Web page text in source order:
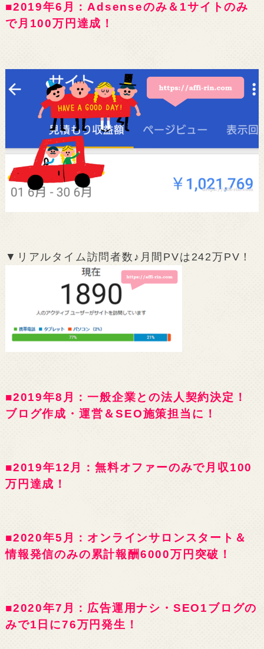
■2019年6月：Adsenseのみ＆1サイトのみ
で月100万円達成！
▼リアルタイム訪問者数♪月間PVは242万PV！
■2019年8月：一般企業との法人契約決定！
ブログ作成・運営＆SEO施策担当に！
■2019年12月：無料オファーのみで月収100
万円達成！
■2020年5月：オンラインサロンスタート＆
情報発信のみの累計報酬6000万円突破！
■2020年7月：広告運用ナシ・SEO1ブログの
みで1日に76万円発生！